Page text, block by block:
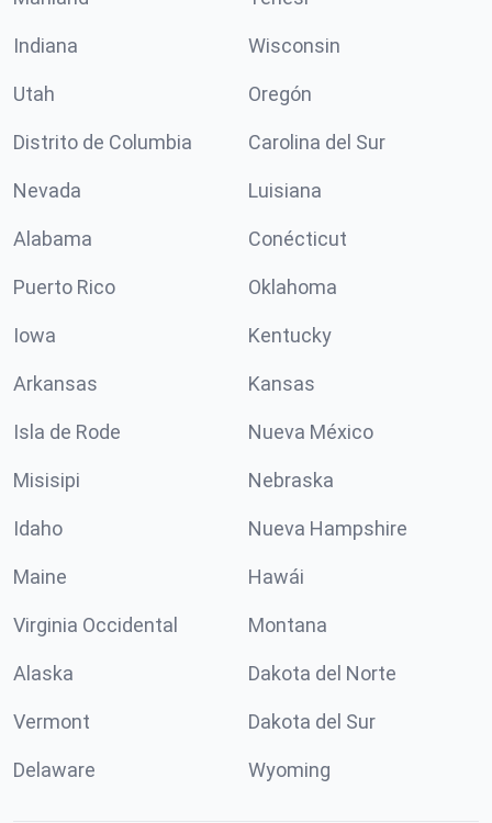
Indiana Wisconsin
Utah Oregón
Distrito de Columbia Carolina del Sur
Nevada Luisiana
Alabama Conécticut
Puerto Rico Oklahoma
Iowa Kentucky
Arkansas Kansas
Isla de Rode Nueva México
Misisipi Nebraska
Idaho Nueva Hampshire
Maine Hawái
Virginia Occidental Montana
Alaska Dakota del Norte
Vermont Dakota del Sur
Delaware Wyoming